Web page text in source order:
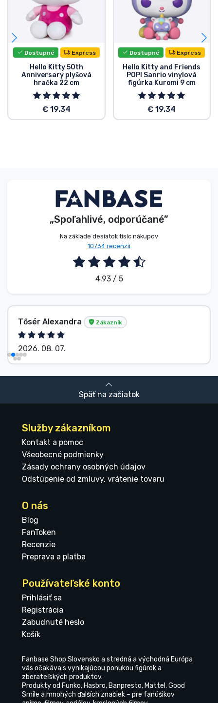
Dostupné Express
Hello Kitty 50th
Anniversary plyšová
hračka 22 cm
€ 19.34
Dostupné Express
Hello Kitty and Friends
POP! Sanrio vinylová
figúrka Kuromi 9 cm
€ 19.34
„Spoľahlivé, odporúčané”
Na základe desiatok tisíc nákupov
10734 recenzií
4.93 / 5
Tősér Alexandra Zákazník
2026. 08. 07.
Späť na začiatok
Služby zákazníkom
Kontakt a pomoc
Všeobecné podmienky
Zásady ochrany osobných údajov
Odstúpenie od zmluvy, vrátenie tovaru
O nás
Blog
FanToken
Recenzie
Preprava a platba
Používateľské konto
Prihlásiť sa
Registrácia
Zabudnuté heslo
Košík
Fanbase Shop Slovensko a stredná a východná Európa
vás očakáva s vynikajúcou ponukou figúrok a
zberateľských produktov.
Produkty od Funko, Hasbro, Banpresto, Mattel, Good
Smile a mnohých ďalších značiek – pre fanúšikov